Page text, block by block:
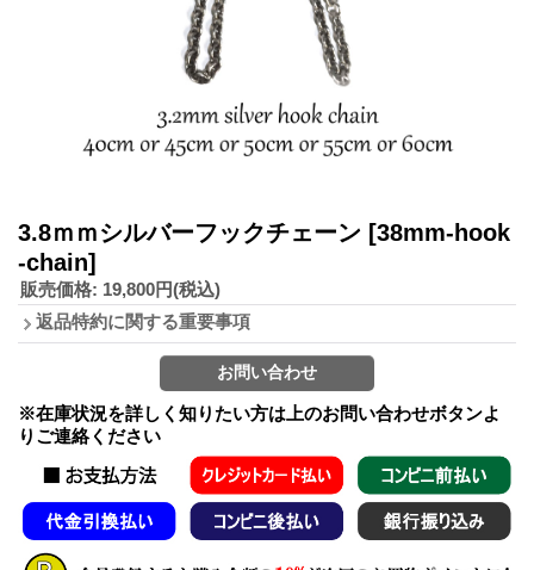
3.8ｍｍシルバーフックチェーン [38mm-hook
-chain]
販売価格: 19,800円(税込)
返品特約に関する重要事項
※在庫状況を詳しく知りたい方は上のお問い合わせボタンよ
りご連絡ください